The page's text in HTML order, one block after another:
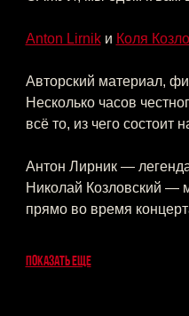
Anton Lirnik и Коля
Авторский материал,
Несколько часов
всё то, из чего состоит
Антон Лирник —
Николай Козловский —
прямо во время
Показать еще